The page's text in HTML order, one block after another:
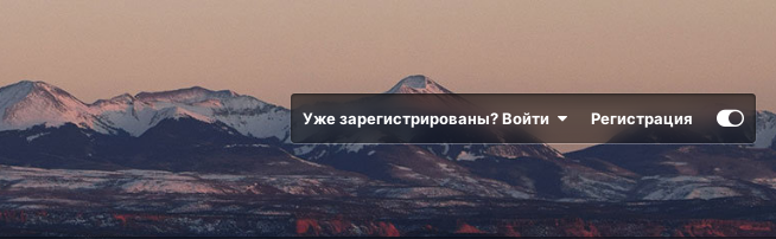
Уже зарегистрированы? Войти Регистрация